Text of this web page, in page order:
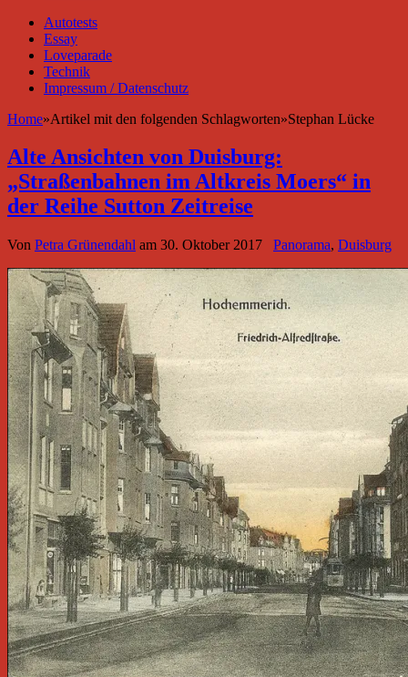
Autotests
Essay
Loveparade
Technik
Impressum / Datenschutz
Home»Artikel mit den folgenden Schlagworten»Stephan Lücke
Alte Ansichten von Duisburg:
„Straßenbahnen im Altkreis Moers“ in
der Reihe Sutton Zeitreise
Von Petra Grünendahl am 30. Oktober 2017 Panorama, Duisburg